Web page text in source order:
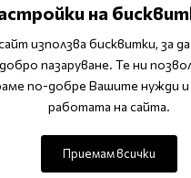
на косата.
за образуване на
клетки и помага за
бедна на мед липсва
на скалпа и не достигат
и започва изтъняване и
увеличава циркулацията
на
използва бисквитки, за
пазаруване. Те ни
по-добре Вашите нужди
работата на сайта.
Приемам всички